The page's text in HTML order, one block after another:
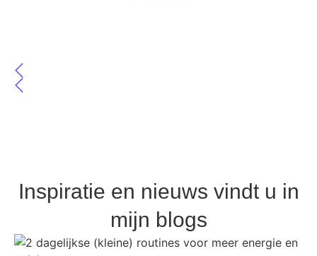
Inspiratie en nieuws vindt u in
mijn blogs